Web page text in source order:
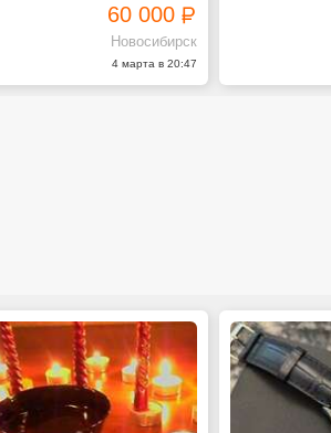
60 000
Новосибирск
4 марта в 20:47